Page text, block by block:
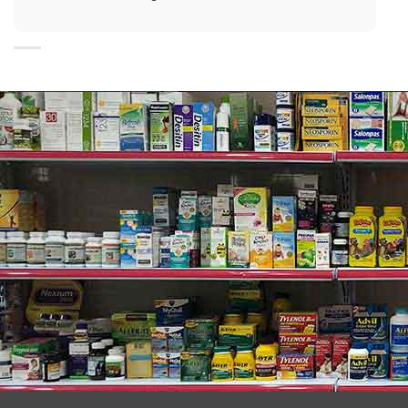
có tính năng đồng bộ hóa).